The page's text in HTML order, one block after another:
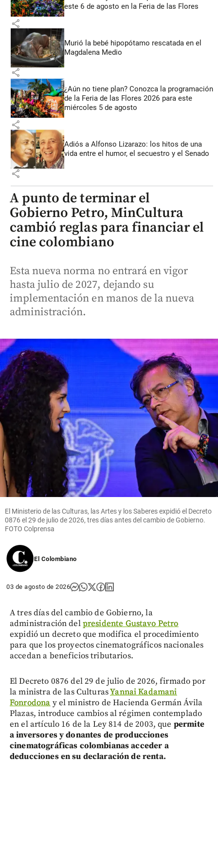
este 6 de agosto en la Feria de las Flores
share
Murió la bebé hipopótamo rescatada en el
Magdalena Medio
share
¿Aún no tiene plan? Conozca la programación
de la Feria de las Flores 2026 para este
miércoles 5 de agosto
share
Adiós a Alfonso Lizarazo: los hitos de una
vida entre el humor, el secuestro y el Senado
share
A punto de terminar el
Gobierno Petro, MinCultura
cambió reglas para financiar el
cine colombiano
Esta nueva norma no entrará en vigor
hasta julio de 2027, dejando su
implementación en manos de la nueva
administración.
El Ministerio de las Culturas, las Artes y los Saberes expidió el Decreto
0876 el 29 de julio de 2026, tres días antes del cambio de Gobierno.
FOTO Colprensa
El Colombiano
03 de agosto de 2026
A tres días del cambio de Gobierno, la
administración delpresidente Gustavo Petro
expidió un decreto que modifica el procedimiento
para que los proyectos cinematográficos nacionales
accedan a beneficios tributarios.
El Decreto 0876 del 29 de julio de 2026, firmado por
la ministra de las CulturasYannai Kadamani
Fonrodona y el ministro de Hacienda Germán Ávila
Plazas, introduce cambios al régimen contemplado
en el artículo 16 de la Ley 814 de 2003, que permite
a inversores y donantes de producciones
cinematográficas colombianas acceder a
deducciones en su declaración de renta.